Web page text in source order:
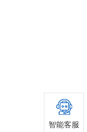
智能客服